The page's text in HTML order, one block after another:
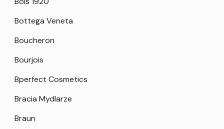
Bottega Veneta
Boucheron
Bourjois
Bperfect Cosmetics
Bracia Mydlarze
Braun